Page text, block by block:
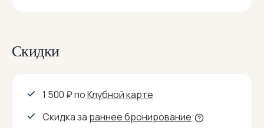
Скидки
1 500 ₽поКлубной карте
Скидка за раннее бронирование